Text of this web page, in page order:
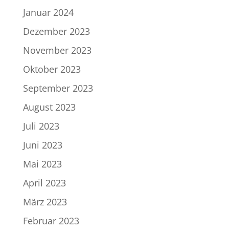
Januar 2024
Dezember 2023
November 2023
Oktober 2023
September 2023
August 2023
Juli 2023
Juni 2023
Mai 2023
April 2023
März 2023
Februar 2023